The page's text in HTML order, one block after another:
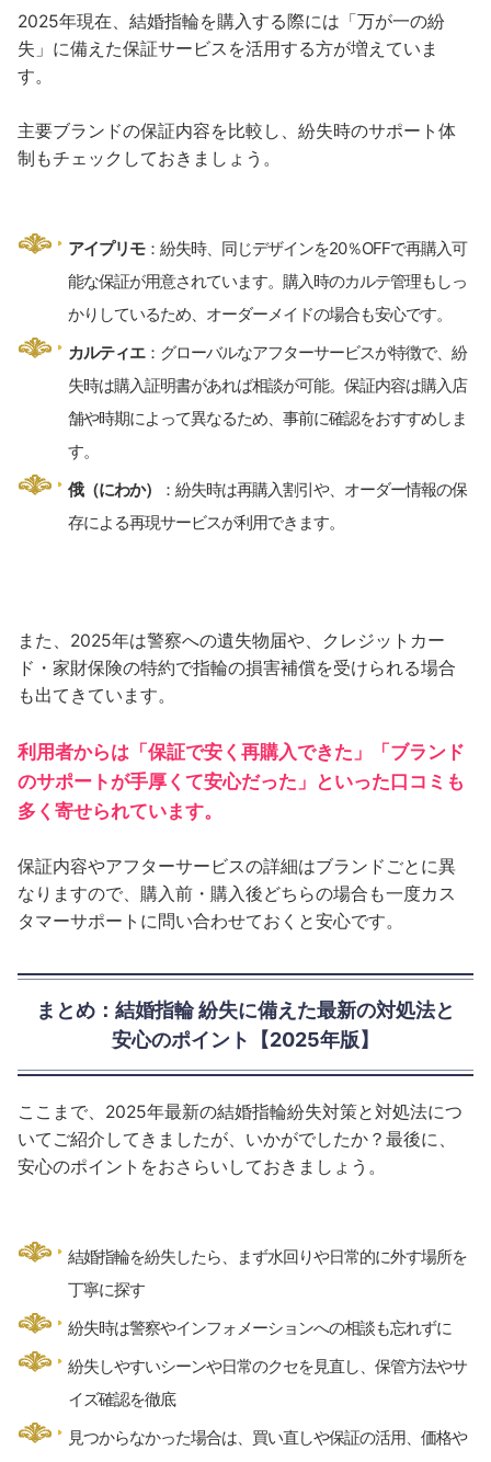
2025年現在、結婚指輪を購入する際には「万が一の紛
失」に備えた保証サービスを活用する方が増えていま
す。
主要ブランドの保証内容を比較し、紛失時のサポート体
制もチェックしておきましょう。
アイプリモ：紛失時、同じデザインを20％OFFで再購入可
能な保証が用意されています。購入時のカルテ管理もしっ
かりしているため、オーダーメイドの場合も安心です。
カルティエ：グローバルなアフターサービスが特徴で、紛
失時は購入証明書があれば相談が可能。保証内容は購入店
舗や時期によって異なるため、事前に確認をおすすめしま
す。
俄（にわか）
：紛失時は再購入割引や、オーダー情報の保
存による再現サービスが利用できます。
また、2025年は警察への遺失物届や、クレジットカー
ド・家財保険の特約で指輪の損害補償を受けられる場合
も出てきています。
利用者からは「保証で安く再購入できた」「ブランド
のサポートが手厚くて安心だった」といった口コミも
多く寄せられています。
保証内容やアフターサービスの詳細はブランドごとに異
なりますので、購入前・購入後どちらの場合も一度カス
タマーサポートに問い合わせておくと安心です。
まとめ：結婚指輪 紛失に備えた最新の対処法と
安心のポイント【2025年版】
ここまで、2025年最新の結婚指輪紛失対策と対処法につ
いてご紹介してきましたが、いかがでしたか？最後に、
安心のポイントをおさらいしておきましょう。
結婚指輪を紛失したら、まず水回りや日常的に外す場所を
丁寧に探す
紛失時は警察やインフォメーションへの相談も忘れずに
紛失しやすいシーンや日常のクセを見直し、保管方法やサ
イズ確認を徹底
見つからなかった場合は、買い直しや保証の活用、価格や